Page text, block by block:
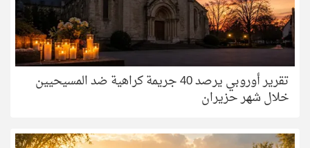
تقرير أوروبي يرصد 40 جريمة كراهية ضد المسيحيين
خلال شهر حزيران